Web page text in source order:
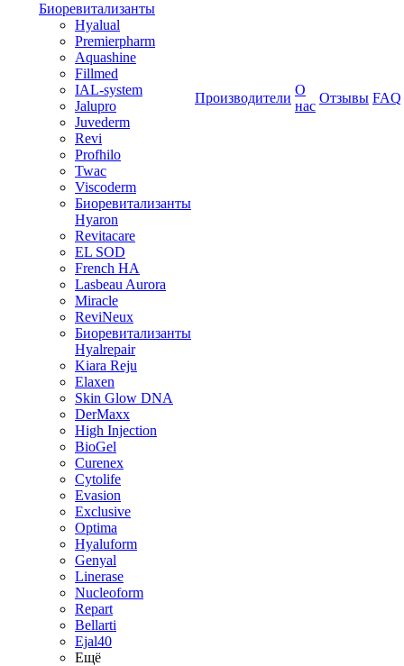
Биоревитализанты
Hyalual
Premierpharm
Aquashine
Fillmed
IAL-system
Jalupro
Juvederm
Revi
Profhilo
Twac
Viscoderm
Биоревитализанты
Hyaron
Revitacare
EL SOD
French HA
Lasbeau Aurora
Miracle
ReviNeux
Биоревитализанты
Hyalrepair
Kiara Reju
Elaxen
Skin Glow DNA
DerMaxx
High Injection
BioGel
Curenex
Cytolife
Evasion
Exclusive
Optima
Hyaluform
Genyal
Linerase
Nucleoform
Repart
Bellarti
Ejal40
Ещё
Производители
О
нас
Отзывы FAQ